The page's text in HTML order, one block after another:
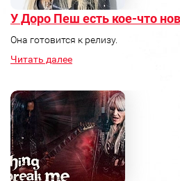
У Доро Пеш есть кое-что
Она готовится к релизу.
Читать далее